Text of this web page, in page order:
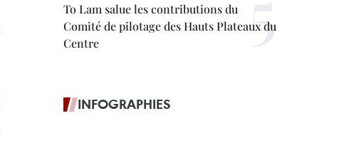
To Lam salue les contributions du
Comité de pilotage des Hauts Plateaux du
Centre
INFOGRAPHIES